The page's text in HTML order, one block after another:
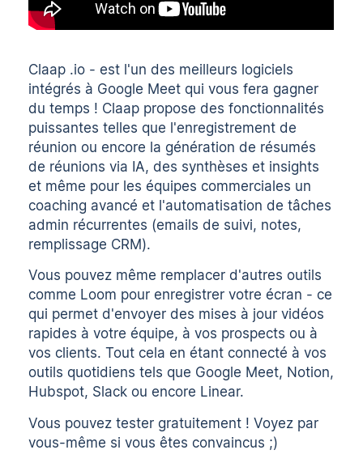
Claap .io - est l'un des meilleurs logiciels
intégrés à Google Meet qui vous fera gagner
du temps ! Claap propose des fonctionnalités
puissantes telles que l'enregistrement de
réunion ou encore la génération de résumés
de réunions via IA, des synthèses et insights
et même pour les équipes commerciales un
coaching avancé et l'automatisation de tâches
admin récurrentes (emails de suivi, notes,
remplissage CRM).
Vous pouvez même remplacer d'autres outils
comme Loom pour enregistrer votre écran - ce
qui permet d'envoyer des mises à jour vidéos
rapides à votre équipe, à vos prospects ou à
vos clients. Tout cela en étant connecté à vos
outils quotidiens tels que Google Meet, Notion,
Hubspot, Slack ou encore Linear.
Vous pouvez tester gratuitement ! Voyez par
vous-même si vous êtes convaincus ;)